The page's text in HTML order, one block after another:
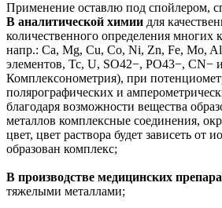
Применение оставлю под спойлером,
В аналитической химии для
количественного определения многих
напр.: Ca, Mg, Cu, Со, Ni, Zn, Fe, Mo,
элементов, Tc, U, SO42−, PO43−, CN−
Комплексонометрия), при
полярографических и
благодаря возможности вещества
металлов комплексные соединения,
цвет, цвет раствора будет зависеть от
образован комплекс;
В производстве медицинских
тяжелыми металлами;